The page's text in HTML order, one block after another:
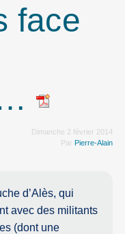
face
Dimanche 2 février 2014
Par Pierre-Alain
d’Alès, qui
avec des militants
(dont une